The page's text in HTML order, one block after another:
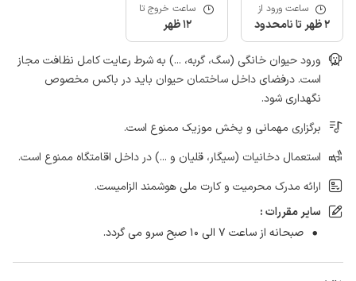
ساعت ورود از
2 ظهر تا نامحدود
ساعت خروج تا
12 ظهر
ورود حیوان خانگی (سگ، گربه، ...) به شرط رعایت کامل نظافت مجاز
است. درفضای داخل ساختمان حیوان باید در باکس مخصوص
نگهداری شود.
برگزاری مهمانی و پخش موزیک ممنوع است.
استعمال دخانیات (سیگار، قلیان و ...) در داخل اقامتگاه ممنوع است.
ارائه مدرک محرمیت و کارت ملی هوشمند الزامیست.
سایر مقررات :
صبحانه از ساعت ۷ الی ۱۰ صبح سرو می گردد.